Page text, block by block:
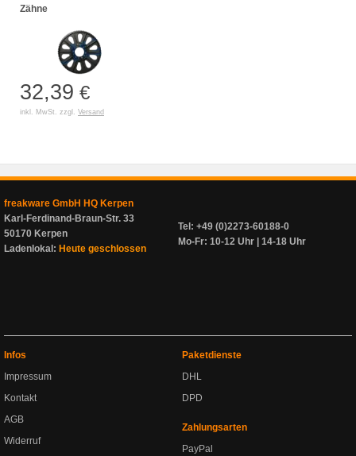
Zähne
32,39 €
inkl. MwSt. zzgl. Versand
freakware GmbH HQ Kerpen
Karl-Ferdinand-Braun-Str. 33
50170 Kerpen
Ladenlokal: Heute geschlossen
Tel: +49 (0)2273-60188-0
Mo-Fr: 10-12 Uhr | 14-18 Uhr
Infos
Impressum
Kontakt
AGB
Widerruf
Paketdienste
DHL
DPD
Zahlungsarten
PayPal